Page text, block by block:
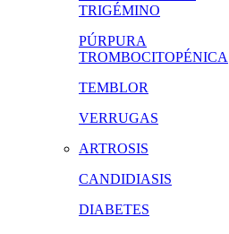
TRIGÉMINO
PÚRPURA
TROMBOCITOPÉNICA
TEMBLOR
VERRUGAS
ARTROSIS
CANDIDIASIS
DIABETES